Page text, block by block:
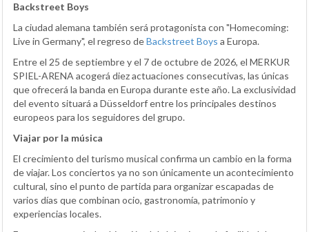
Backstreet Boys
La ciudad alemana también será protagonista con "Homecoming:
Live in Germany", el regreso deBackstreet Boys a Europa.
Entre el 25 de septiembre y el 7 de octubre de 2026, el MERKUR
SPIEL-ARENA acogerá diez actuaciones consecutivas, las únicas
que ofrecerá la banda en Europa durante este año. La exclusividad
del evento situará a Düsseldorf entre los principales destinos
europeos para los seguidores del grupo.
Viajar por la música
El crecimiento del turismo musical confirma un cambio en la forma
de viajar. Los conciertos ya no son únicamente un acontecimiento
cultural, sino el punto de partida para organizar escapadas de
varios días que combinan ocio, gastronomía, patrimonio y
experiencias locales.